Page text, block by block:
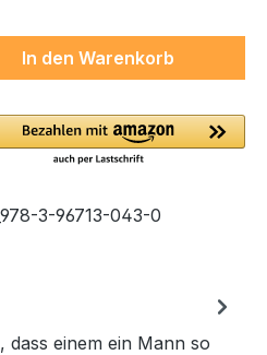
den
In den Warenkorb
3-96713-043-0
dass einem ein Mann so